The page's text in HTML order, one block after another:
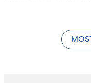
ruido no deseado
ofrece una robusta